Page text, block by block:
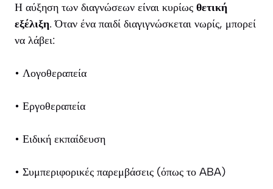
Η αύξηση των διαγνώσεων είναι κυρίως θετική
εξέλιξη. Όταν ένα παιδί διαγιγνώσκεται νωρίς, μπορεί
να λάβει:
• Λογοθεραπεία
• Εργοθεραπεία
• Ειδική εκπαίδευση
• Συμπεριφορικές παρεμβάσεις (όπως το ABA)